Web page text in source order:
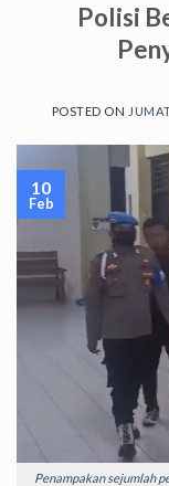
Polisi
POSTED ON
Penampakan sejumlah
10
Feb